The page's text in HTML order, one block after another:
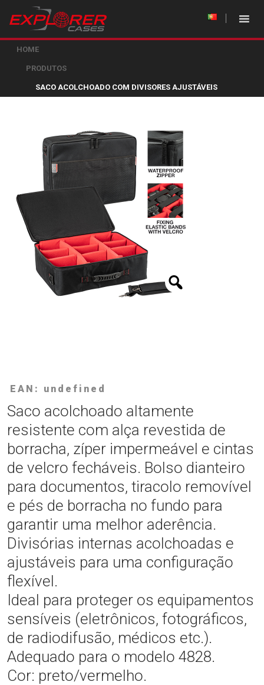
HOME
PRODUTOS
SACO ACOLCHOADO COM DIVISORES AJUSTÁVEIS
EAN: undefined
Saco acolchoado altamente
resistente com alça revestida de
borracha, zíper impermeável e cintas
de velcro fecháveis. Bolso dianteiro
para documentos, tiracolo removível
e pés de borracha no fundo para
garantir uma melhor aderência.
Divisórias internas acolchoadas e
ajustáveis para uma configuração
flexível.
Ideal para proteger os equipamentos
sensíveis (eletrônicos, fotográficos,
de radiodifusão, médicos etc.).
Adequado para o modelo 4828.
Cor: preto/vermelho.